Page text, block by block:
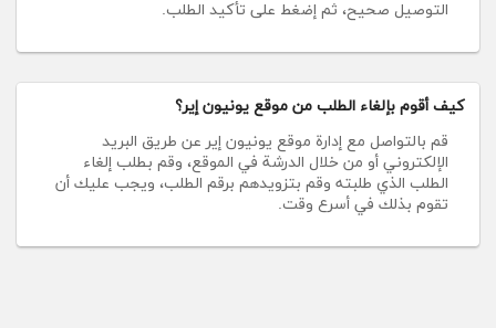
التوصيل صحيح، ثم إضغط على تأكيد الطلب.
كيف أقوم بإلغاء الطلب من موقع يونيون إير؟
قم بالتواصل مع إدارة موقع يونيون إير عن طريق البريد
الإلكتروني أو من خلال الدرشة في الموقع، وقم بطلب إلغاء
الطلب الذي طلبته وقم بتزويدهم برقم الطلب، ويجب عليك أن
تقوم بذلك في أسرع وقت.